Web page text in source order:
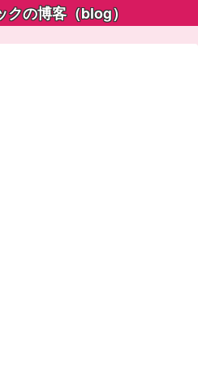
の博客（blog）